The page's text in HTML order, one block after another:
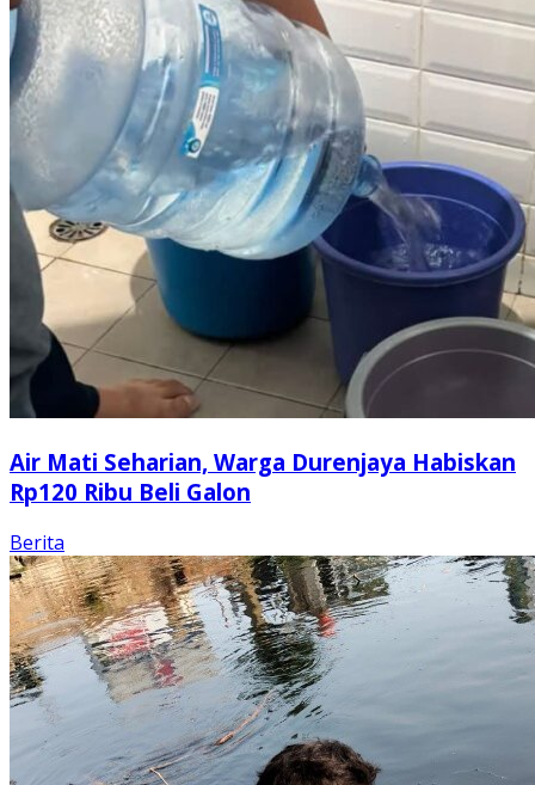
Air Mati Seharian, Warga Durenjaya Habiskan
Rp120 Ribu Beli Galon
Berita